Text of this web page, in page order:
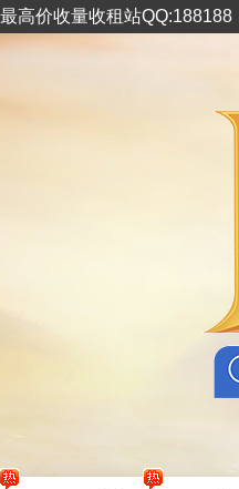
高价收量收租站